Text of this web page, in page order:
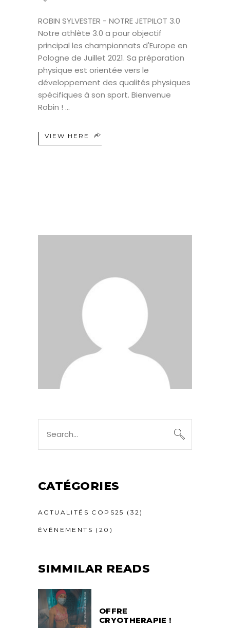
ROBIN SYLVESTER - NOTRE JETPILOT 3.0
Notre athlète 3.0 a pour objectif
principal les championnats d'Europe en
Pologne de Juillet 2021. Sa préparation
physique est orientée vers le
développement des qualités physiques
spécifiques à son sport. Bienvenue
Robin !
VIEW HERE
for:
CATÉGORIES
ACTUALITÉS COPS25 (32)
ÉVÉNEMENTS (20)
SIMMILAR READS
OFFRE
CRYOTHERAPIE !